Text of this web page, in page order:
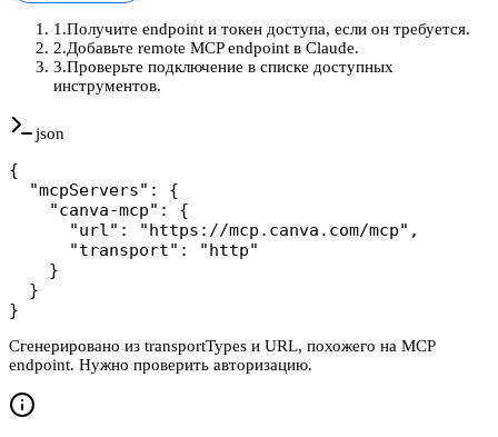
1 .Получите endpoint и токен доступа, если он требуется.
2.Добавьте remote MCP endpoint в Claude.
3.Проверьте подключение в списке доступных
инструментов.
json
{
  "mcpServers": {
    "canva-mcp": {
      "url": "https://mcp.canva.com/mcp",
      "transport": "http"
    }
  }
}
Сгенерировано из transportTypes и URL, похожего на MCP
endpoint. Нужно проверить авторизацию.